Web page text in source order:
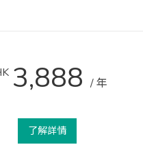
3,888 / 年
了解詳情